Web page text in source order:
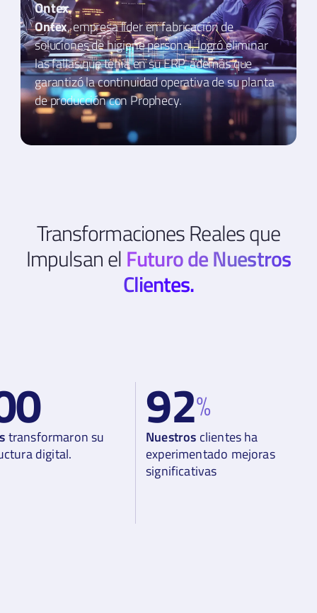
Ontex
Ontex, empresa líder en fabricación de
soluciones de higiene personal, logró eliminar
las fallas que tenía en su ERP, además que
garantizó la continuidad operativa de su planta
de producción con Prophecy.
Transformaciones Reales que
Impulsan elFuturo de Nuestros
Clientes.
transformaron su
digital.
92%
Nuestros clientes ha
experimentado mejoras
significativas